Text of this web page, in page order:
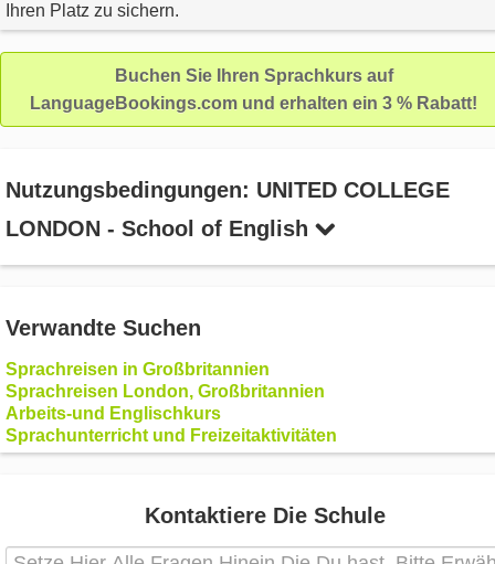
Ihren Platz zu sichern.
Buchen Sie Ihren Sprachkurs auf
LanguageBookings.com und erhalten ein 3 % Rabatt!
Nutzungsbedingungen: UNITED COLLEGE
LONDON - School of English
Verwandte Suchen
Sprachreisen in Großbritannien
Sprachreisen London, Großbritannien
Arbeits-und Englischkurs
Sprachunterricht und Freizeitaktivitäten
Kontaktiere Die Schule